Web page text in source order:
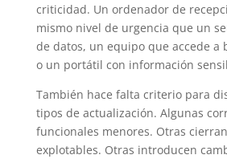
criticidad. Un ordenador de
mismo nivel de urgencia que un
de datos, un equipo que accede a
o un portátil con información
También hace falta criterio para
tipos de actualización. Algunas
funcionales menores. Otras
explotables. Otras introducen